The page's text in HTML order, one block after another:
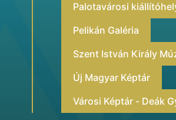
Palotavárosi
Pelikán Galéria
Szent István Király
Új Magyar Képtár
Városi Képtár - Deák